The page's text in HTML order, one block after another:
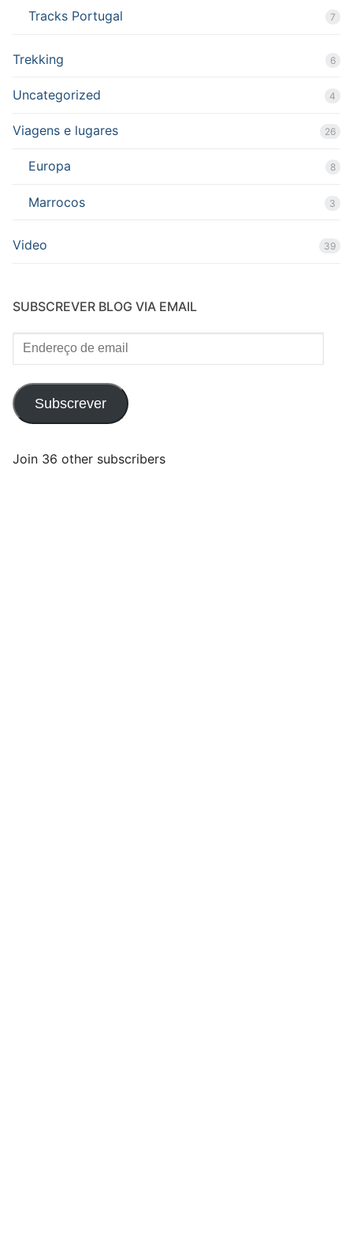
Tracks Portugal 7
Trekking 6
Uncategorized 4
Viagens e lugares 26
Europa 8
Marrocos 3
Video 39
SUBSCREVER BLOG VIA EMAIL
Endereço
de
email
Subscrever
Join 36 other subscribers